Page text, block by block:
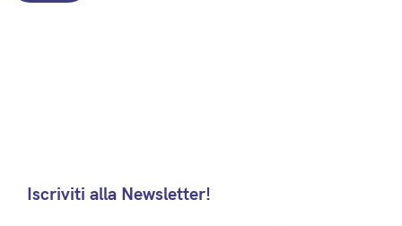
Iscriviti alla Newsletter!